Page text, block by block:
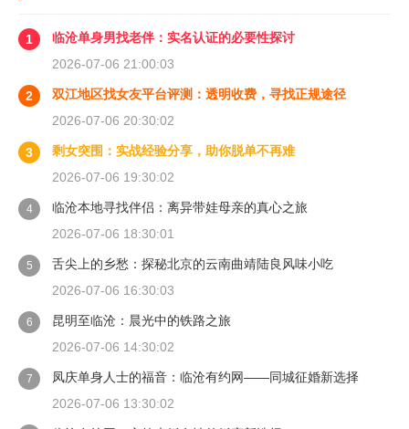
1
临沧单身男找老伴：实名认证的必要性探讨
2026-07-06 21:00:03
2
双江地区找女友平台评测：透明收费，寻找正规途径
2026-07-06 20:30:02
3
剩女突围：实战经验分享，助你脱单不再难
2026-07-06 19:30:02
4
临沧本地寻找伴侣：离异带娃母亲的真心之旅
2026-07-06 18:30:01
5
舌尖上的乡愁：探秘北京的云南曲靖陆良风味小吃
2026-07-06 16:30:03
6
昆明至临沧：晨光中的铁路之旅
2026-07-06 14:30:02
7
凤庆单身人士的福音：临沧有约网——同城征婚新选择
2026-07-06 13:30:02